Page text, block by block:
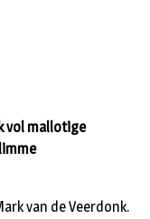
vol mallotige
van de Veerdonk.